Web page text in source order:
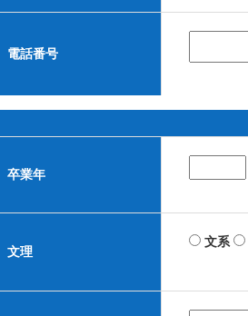
電話番号
卒業年
文理
文系